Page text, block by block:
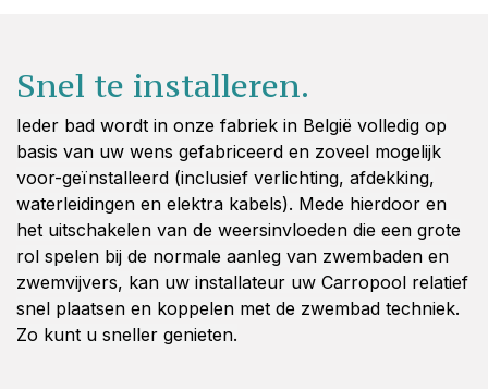
Snel te installeren.
Ieder bad wordt in onze fabriek in België volledig op
basis van uw wens gefabriceerd en zoveel mogelijk
voor-geïnstalleerd (inclusief verlichting, afdekking,
waterleidingen en elektra kabels). Mede hierdoor en
het uitschakelen van de weersinvloeden die een grote
rol spelen bij de normale aanleg van zwembaden en
zwemvijvers, kan uw installateur uw Carropool relatief
snel plaatsen en koppelen met de zwembad techniek.
Zo kunt u sneller genieten.